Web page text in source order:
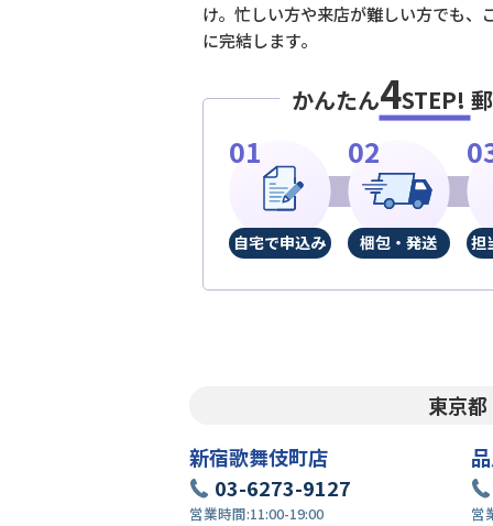
け。忙しい方や来店が難しい方でも、
に完結します。
かんたん4STEP!
自宅で申込み 梱包・発送 担
東京都
新宿歌舞伎町店
03-6273-9127
営業時間:11:00-19:00 営